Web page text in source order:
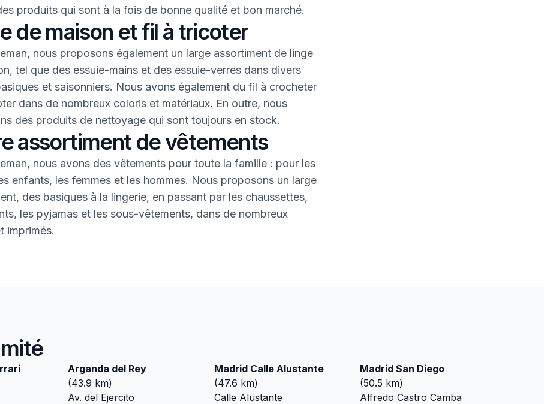
produits qui sont à la fois de bonne qualité et bon marché.
de maison et fil à tricoter
nous proposons également un large assortiment de linge
tel que des essuie-mains et des essuie-verres dans divers
et saisonniers. Nous avons également du fil à crocheter
dans de nombreux coloris et matériaux. En outre, nous
des produits de nettoyage qui sont toujours en stock.
assortiment de vêtements
nous avons des vêtements pour toute la famille : pour les
enfants, les femmes et les hommes. Nous proposons un large
des basiques à la lingerie, en passant par les chaussettes,
les pyjamas et les sous-vêtements, dans de nombreux
imprimés.
Arganda del Rey
(43.9 km)
Av. del Ejercito
Madrid Calle Alustante
(47.6 km)
Calle Alustante
Madrid San Diego
(50.5 km)
Alfredo Castro Camba